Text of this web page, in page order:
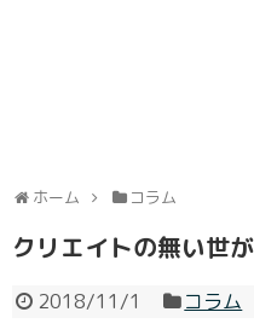
ホーム コラム
クリエイトの無い世
2018/11/1
コラム